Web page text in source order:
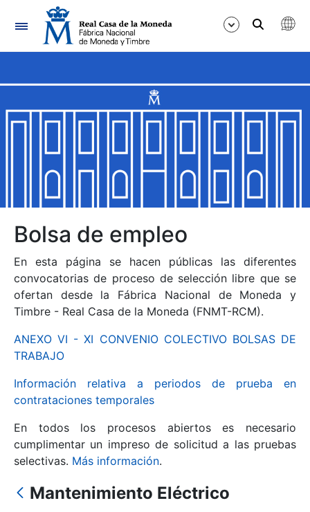
Navegación
Mostrar/Ocultar
Mostrar/Ocultar
Mostrar/Ocultar
Mostrar/Ocultar
Mostrar/Ocultar
Bolsa de empleo
En esta página se hacen públicas las diferentes
convocatorias de proceso de selección libre que se
ofertan desde la Fábrica Nacional de Moneda y
Timbre - Real Casa de la Moneda (FNMT-RCM).
ANEXO VI - XI CONVENIO COLECTIVO BOLSAS DE
TRABAJO
Información relativa a periodos de prueba en
contrataciones temporales
En todos los procesos abiertos es necesario
cumplimentar un impreso de solicitud a las pruebas
selectivas. Más información.
Mantenimiento Eléctrico